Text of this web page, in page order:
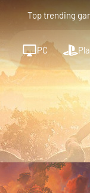
Top trending
PC